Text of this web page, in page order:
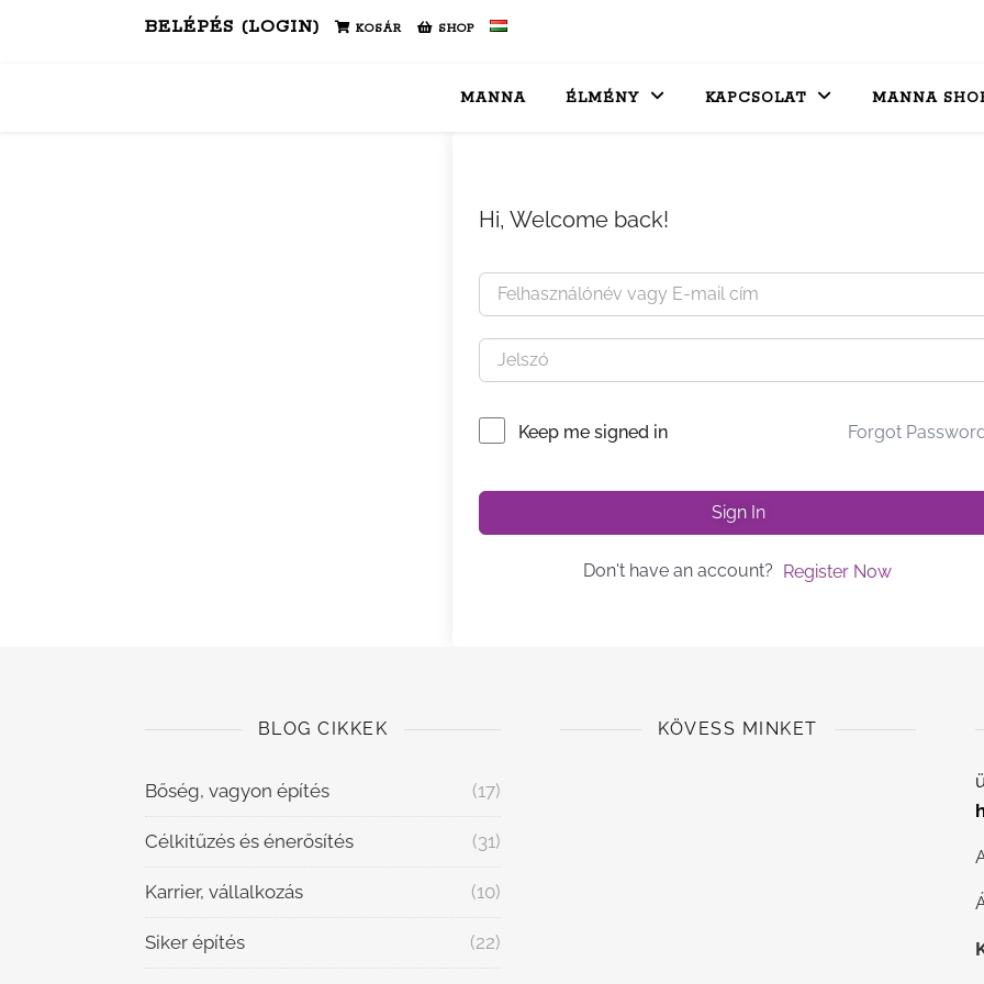
BELÉPÉS (LOGIN) KOSÁR SHOP
MANNA ÉLMÉNY KAPCSOLAT MANNA
Hi, Welcome back!
Keep me signed in Forgot
Sign In
Don't have an account? Register Now
BLOG CIKKEK
Bőség, vagyon építés (17)
Célkitűzés és énerősítés (31)
Karrier, vállalkozás (10)
Siker építés (22)
KÖVESS MINKET